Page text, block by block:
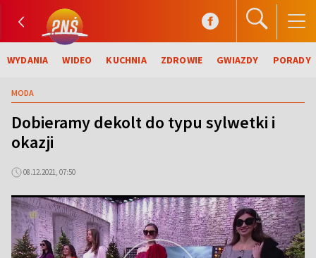
WYDANIA WIDEO KUCHNIA ZDROWIE GWIAZDY PORADY
MODA
Dobieramy dekolt do typu sylwetki i
okazji
08.12.2021, 07:50